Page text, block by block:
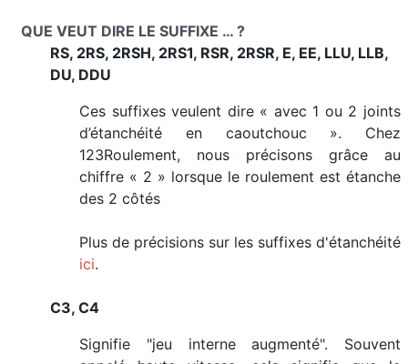
QUE VEUT DIRE LE SUFFIXE … ?
RS, 2RS, 2RSH, 2RS1, RSR, 2RSR, E, EE, LLU, LLB,
DU, DDU
Ces suffixes veulent dire « avec 1 ou 2 joints
d’étanchéité en caoutchouc ». Chez
123Roulement, nous précisons grâce au
chiffre « 2 » lorsque le roulement est étanche
des 2 côtés
Plus de précisions sur les suffixes d'étanchéité
ici.
C3, C4
Signifie "jeu interne augmenté". Souvent